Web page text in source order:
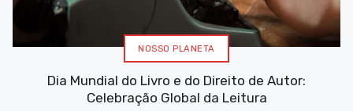
NOSSO PLANETA
Dia Mundial do Livro e do Direito de Autor:
Celebração Global da Leitura